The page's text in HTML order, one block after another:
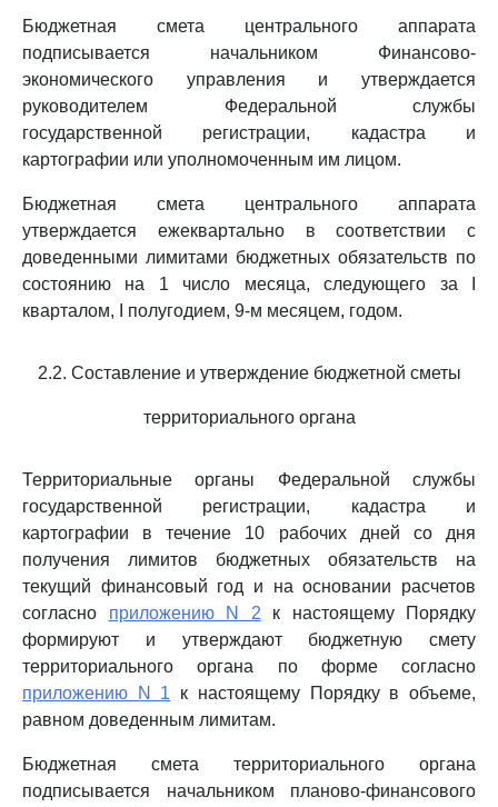
Бюджетная смета центрального аппарата
подписывается начальником Финансово-
экономического управления и утверждается
руководителем Федеральной службы
государственной регистрации, кадастра и
картографии или уполномоченным им лицом.
Бюджетная смета центрального аппарата
утверждается ежеквартально в соответствии с
доведенными лимитами бюджетных обязательств по
состоянию на 1 число месяца, следующего за I
кварталом, I полугодием, 9-м месяцем, годом.
2.2. Составление и утверждение бюджетной сметы
территориального органа
Территориальные органы Федеральной службы
государственной регистрации, кадастра и
картографии в течение 10 рабочих дней со дня
получения лимитов бюджетных обязательств на
текущий финансовый год и на основании расчетов
согласно приложению N 2 к настоящему Порядку
формируют и утверждают бюджетную смету
территориального органа по форме согласно
приложению N 1 к настоящему Порядку в объеме,
равном доведенным лимитам.
Бюджетная смета территориального органа
подписывается начальником планово-финансового